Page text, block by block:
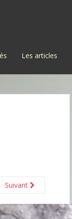
Les articles
Suivant